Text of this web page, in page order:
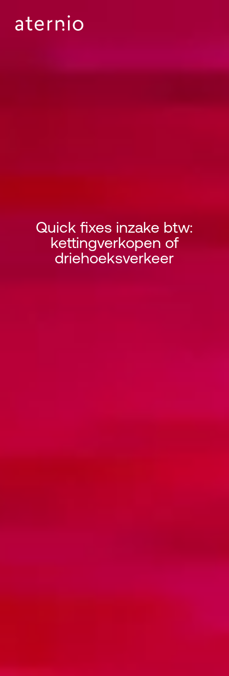
Quick fixes inzake btw:
kettingverkopen of
driehoeksverkeer
Quick fixes inzake btw: